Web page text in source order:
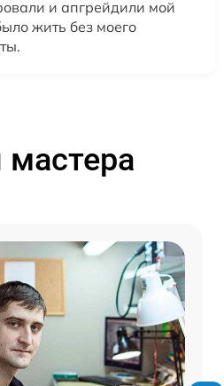
и апгрейдили мой
жить без моего